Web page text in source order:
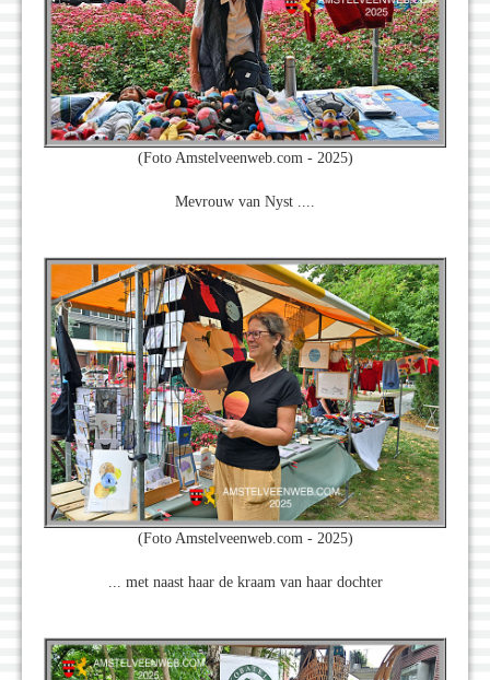
(Foto Amstelveenweb.com - 2025)
Mevrouw van Nyst ....
(Foto Amstelveenweb.com - 2025)
... met naast haar de kraam van haar dochter